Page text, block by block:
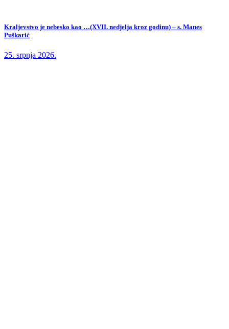
Kraljevstvo je nebesko kao …(XVII. nedjelja kroz godinu) – s. Manes
Puškarić
25. srpnja 2026.